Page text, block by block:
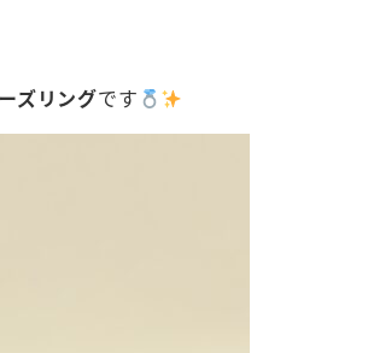
ズリングです